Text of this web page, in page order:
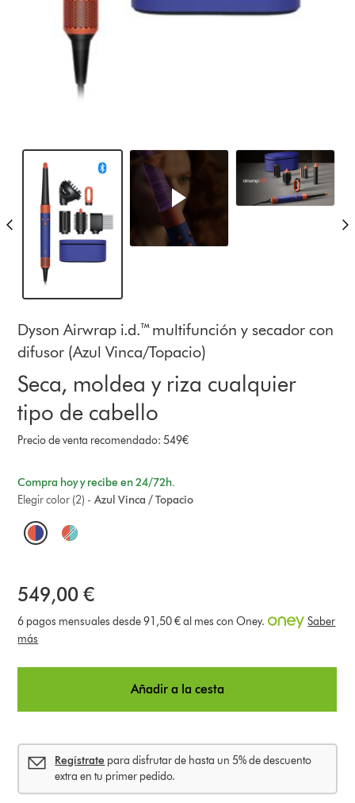
Dyson Airwrap i.d.™ multifunción y secador con
difusor (Azul Vinca/Topacio)
Seca, moldea y riza cualquier
tipo de cabello
Precio de venta recomendado: 549€
Compra hoy y recibe en 24/72h.
Azul Vinca / Topacio
Elegir color (2) -
O
t
i
o
s
549,00 €
6 pagos mensuales desde 91,50 € al mes con Oney.
Saber
más
Añadir a la cesta
Regístrate para disfrutar de hasta un 5% de descuento
extra en tu primer pedido.